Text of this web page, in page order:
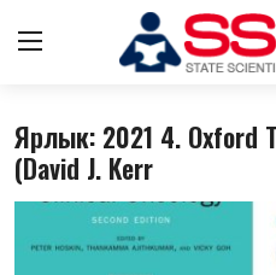
Авторизоваться
Главная
Архив журналов Узбекистана
Ярлык: 2021 4. Oxford
(David J. Kerr